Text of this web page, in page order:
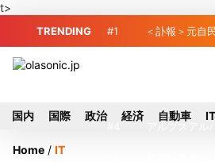
t>
TRENDING #1 ＜訃報＞元自
国内 国際 政治 経済 自動車 IT
Home / IT